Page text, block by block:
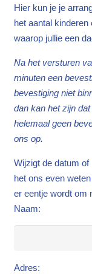
Hier kun je je
het aantal
waarop jullie een
Na het versturen
minuten een
bevestiging niet
dan kan het zijn
helemaal geen
ons op.
Wijzigt de datum of
het ons even
er eentje wordt om
Naam:
Adres: